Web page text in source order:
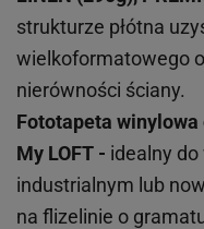
strukturze płótna
wielkoformatowego
nierówności ściany.
Fototapeta winylowa
My LOFT - idealny
industrialnym lub
na flizelinie o